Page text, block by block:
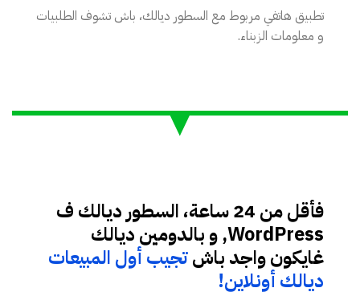
تطبيق هاتفي مربوط مع السطور ديالك، باش تشوف الطلبيات
و معلومات الزبناء.
فأقل من 24 ساعة، السطور ديالك ف
WordPress, و بالدومين ديالك
غايكون واجد باشتجيب أول المبيعات
ديالك أونلاين!